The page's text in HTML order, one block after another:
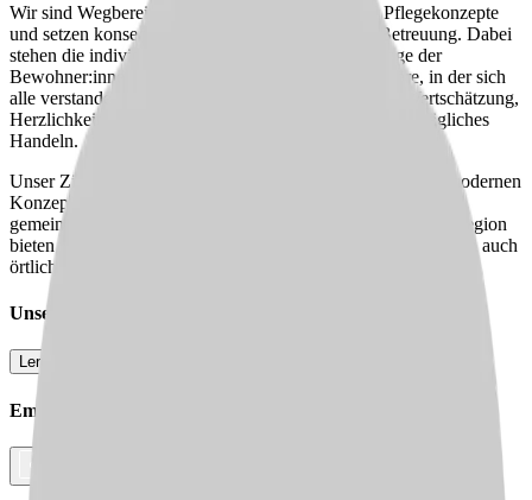
Wir sind Wegbereiter:innen moderner Wohn- und Pflegekonzepte
und setzen konsequent auf eine menschzentrierte Betreuung. Dabei
stehen die individuellen Bedürfnisse und Lebenswege der
Bewohner:innen im Mittelpunkt – in einer Atmosphäre, in der sich
alle verstanden und wertgeschätzt fühlen. Offenheit, Wertschätzung,
Herzlichkeit und familiäre Verbundenheit prägen unser tägliches
Handeln.
Unser Ziel ist es, Menschen sinnvoll zu unterstützen – mit modernen
Konzepten, persönlicher Nähe und einem tragfähigen,
gemeinnützigen Fundament. Mit über 30 Standorten in der Region
bieten wir Ihnen nicht nur eine sinnstiftende Tätigkeit, sondern auch
örtlich passende Perspektiven.
Unser
Lernen Sie unser Team jetzt kennen
Empfehlen Sie diesen